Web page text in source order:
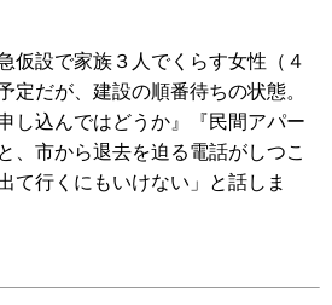
仮設で家族３人でくらす女性（４
定だが、建設の順番待ちの状態。
し込んではどうか』『民間アパー
、市から退去を迫る電話がしつこ
て行くにもいけない」と話しま